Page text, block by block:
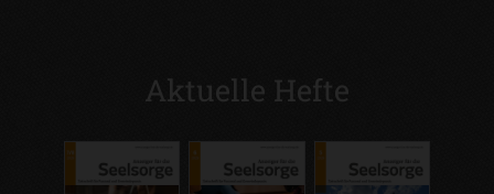
Aktuelle Hefte